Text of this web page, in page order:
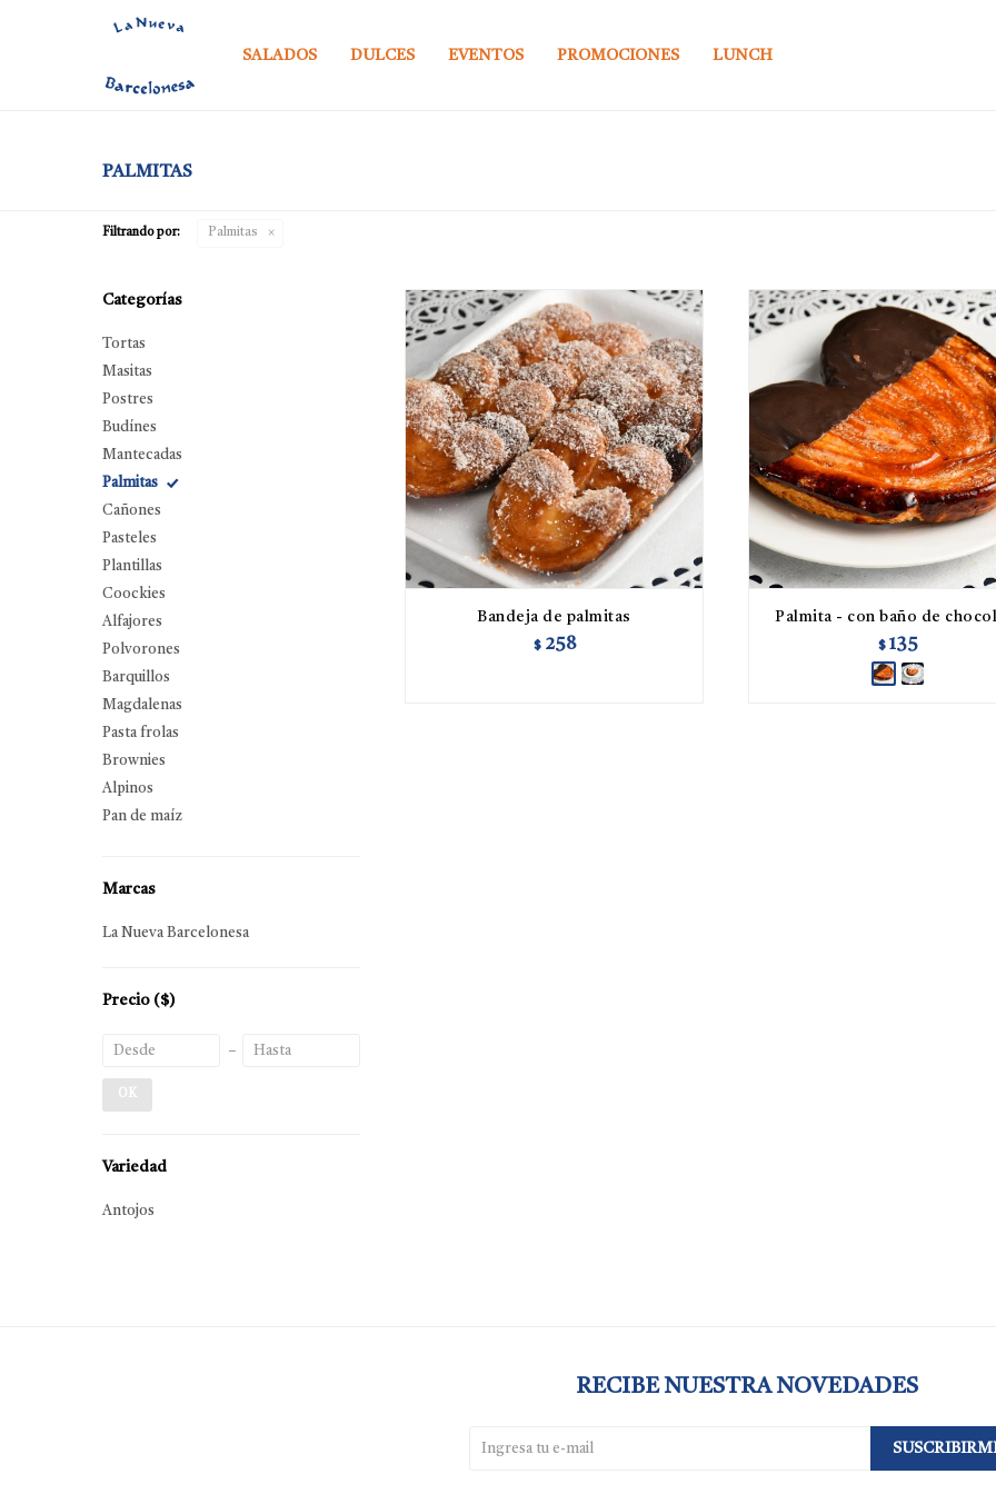
SALADOS DULCES EVENTOS PROMOCIONES LUNCH
PALMITAS
Filtrando por: Palmitas
Bandeja de palmitas
$ 258
Palmita - con baño de
$ 135
Categorías
Tortas
Masitas
Postres
Budínes
Mantecadas
Palmitas
Cañones
Pasteles
Plantillas
Coockies
Alfajores
Polvorones
Barquillos
Magdalenas
Pasta frolas
Brownies
Alpinos
Pan de maíz
Marcas
La Nueva Barcelonesa
Precio ($)
OK
Variedad
Antojos
RECIBE NUESTRA NOVEDADES